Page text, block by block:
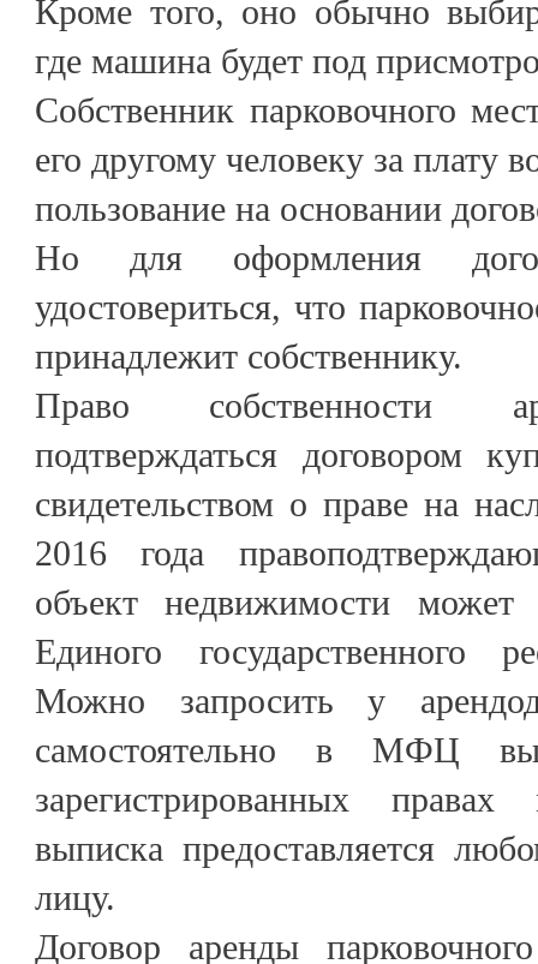
Кроме того, оно обычно
где машина будет под
Собственник парковочного
его другому человеку за плату
пользование на основании
Но для оформления
удостовериться, что
принадлежит собственнику.
Право собственности
подтверждаться договором
свидетельством о праве на
2016 года
объект недвижимости может
Единого государственного
Можно запросить у
самостоятельно в МФЦ
зарегистрированных
выписка предоставляется
лицу.
Договор аренды